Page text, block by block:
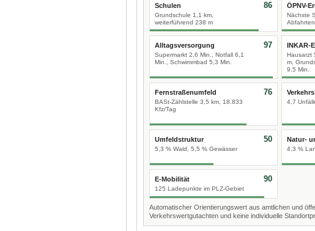
Schulen
Grundschule 1,1 km,
weiterführend 238 m
86 ÖPNV-
Nächste
Alltagsversorgung
Supermarkt 2,6 Min., Notfall 6,1
Min., Schwimmbad 5,3 Min.
97 INKAR-
Hausarzt
m,
9,5 Min.
Fernstraßenumfeld
BASt-Zählstelle 3,5 km, 18.833
Kfz/Tag
76
4,7
Umfeldstruktur
5,3 % Wald, 5,5 % Gewässer
50 Natur-
4,3 %
E-Mobilität
125 Ladepunkte im PLZ-Gebiet
90
Automatischer Orientierungswert aus amtlichen und
Verkehrswertgutachten und keine individuelle